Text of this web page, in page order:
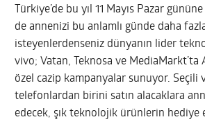
Türkiye’de bu yıl 11 Mayıs Pazar
de annenizi bu anlamlı günde daha
isteyenlerdenseniz dünyanın lider
vivo; Vatan, Teknosa ve MediaMarkt’ta
özel cazip kampanyalar sunuyor. Seçili
telefonlardan birini satın alacaklara
edecek, şık teknolojik ürünlerin hediye